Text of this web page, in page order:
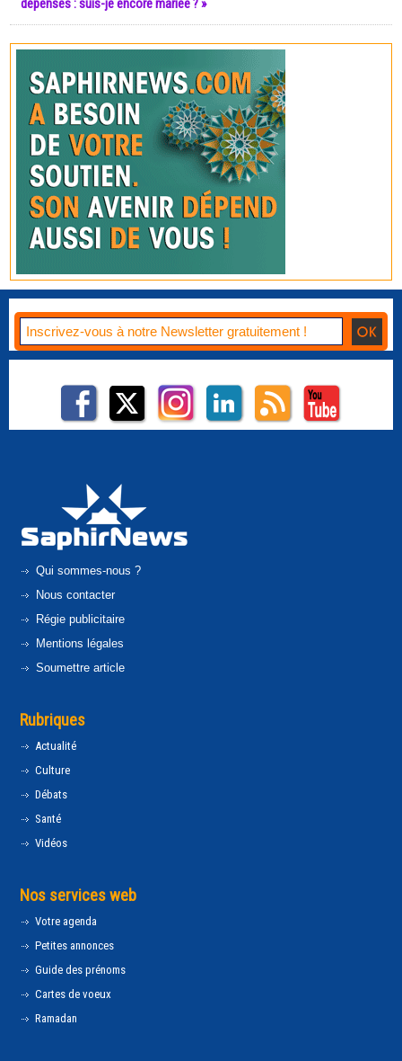
dépenses : suis-je encore mariée ? »
Qui sommes-nous ?
Nous contacter
Régie publicitaire
Mentions légales
Soumettre article
Rubriques
Actualité
Culture
Débats
Santé
Vidéos
Nos services web
Votre agenda
Petites annonces
Guide des prénoms
Cartes de voeux
Ramadan